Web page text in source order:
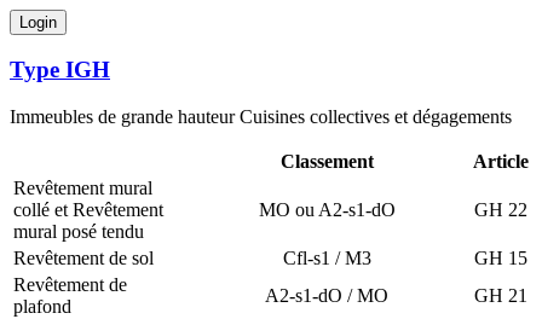
Type IGH
Immeubles de grande hauteur Cuisines collectives et dégagements
Classement
Article
Revêtement mural
collé et Revêtement
mural posé tendu
MO ou A2-s1-dO GH 22
Revêtement de sol Cfl-s1 / M3
GH 15
Revêtement de
plafond
A2-s1-dO / MO
GH 21